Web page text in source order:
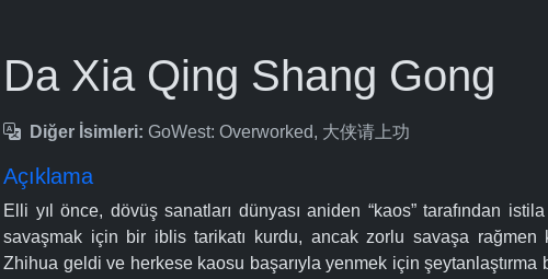
Da Xia Qing Shang Gong
Diğer İsimleri: GoWest: Overworked, 大侠请上功
Açıklama
Elli yıl önce, dövüş sanatları dünyası aniden “kaos” tarafından
savaşmak için bir iblis tarikatı kurdu, ancak zorlu savaşa rağmen
Zhihua geldi ve herkese kaosu başarıyla yenmek için şeytanlaştırma